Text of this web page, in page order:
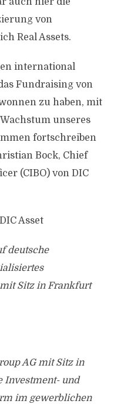
von
Real Assets.
international
Fundraising von
zu haben, mit
unseres
fortschreiben
Bock, Chief
(CIBO) von DIC
Asset
deutsche
Sitz in Frankfurt
AG mit Sitz in
Investment- und
im gewerblichen